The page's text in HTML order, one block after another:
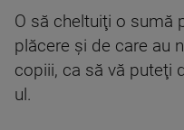
O să cheltuiţi o sumă
plăcere şi de care au
copiii, ca să vă puteţi
ul.